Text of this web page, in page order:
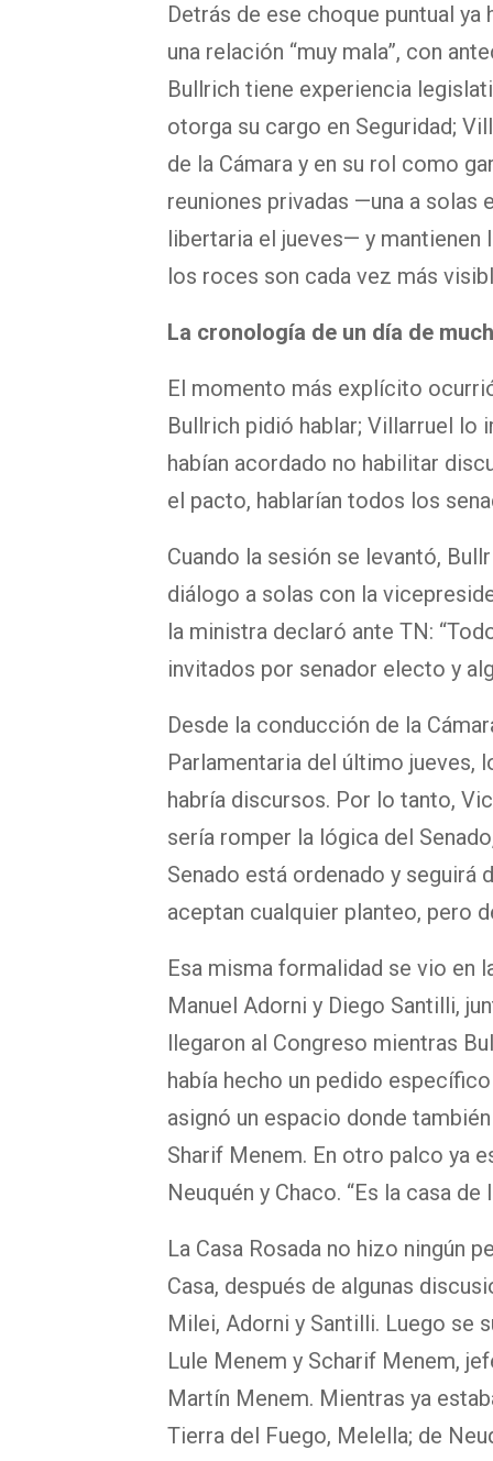
Detrás de ese choque puntual
una relación “muy mala”, con
Bullrich tiene experiencia
otorga su cargo en Seguridad;
de la Cámara y en su rol como
reuniones privadas —una a solas
libertaria el jueves— y
los roces son cada vez más
La cronología de un día de
El momento más explícito
Bullrich pidió hablar; Villarruel
habían acordado no habilitar
el pacto, hablarían todos los
Cuando la sesión se levantó,
diálogo a solas con la
la ministra declaró ante TN:
invitados por senador electo y
Desde la conducción de la
Parlamentaria del último jueves,
habría discursos. Por lo tanto,
sería romper la lógica del
Senado está ordenado y seguirá
aceptan cualquier planteo, pero
Esa misma formalidad se vio en
Manuel Adorni y Diego Santilli,
llegaron al Congreso mientras
había hecho un pedido
asignó un espacio donde
Sharif Menem. En otro palco ya
Neuquén y Chaco. “Es la casa
La Casa Rosada no hizo ningún
Casa, después de algunas
Milei, Adorni y Santilli. Luego se
Lule Menem y Scharif Menem,
Martín Menem. Mientras ya
Tierra del Fuego, Melella; de